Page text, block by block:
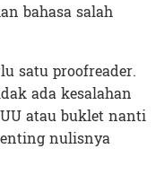
bahasa salah
satu proofreader.
ada kesalahan
atau buklet nanti
nulisnya